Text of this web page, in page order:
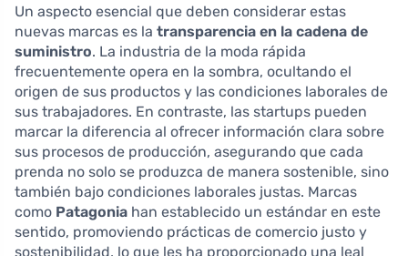
Un aspecto esencial que deben considerar estas
nuevas marcas es la transparencia en la cadena de
suministro. La industria de la moda rápida
frecuentemente opera en la sombra, ocultando el
origen de sus productos y las condiciones laborales de
sus trabajadores. En contraste, las startups pueden
marcar la diferencia al ofrecer información clara sobre
sus procesos de producción, asegurando que cada
prenda no solo se produzca de manera sostenible, sino
también bajo condiciones laborales justas. Marcas
como Patagonia han establecido un estándar en este
sentido, promoviendo prácticas de comercio justo y
sostenibilidad, lo que les ha proporcionado una leal